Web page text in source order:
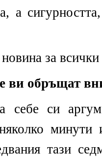
а
за всички
ви обръщат
себе си
минути
тази